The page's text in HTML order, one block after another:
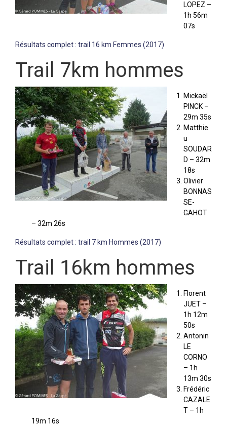
LOPEZ –
1h 56m
07s
Résultats complet : trail 16 km Femmes (2017)
Trail 7km hommes
Mickaël
PINCK –
29m 35s
Matthie
u
SOUDAR
D – 32m
18s
Olivier
BONNAS
SE-
GAHOT
– 32m 26s
Résultats complet : trail 7 km Hommes (2017)
Trail 16km hommes
Florent
JUET –
1h 12m
50s
Antonin
LE
CORNO
– 1h
13m 30s
Frédéric
CAZALE
T – 1h
19m 16s